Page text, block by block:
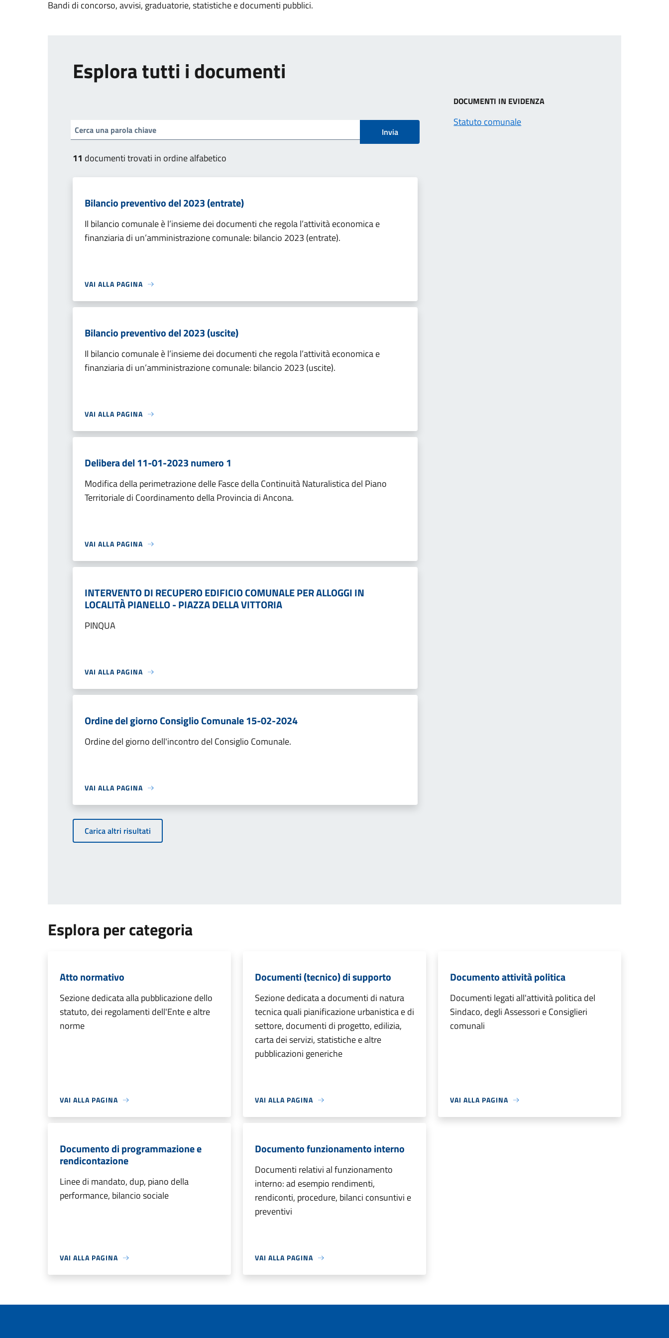
Bandi di concorso, avvisi, graduatorie, statistiche e documenti pubblici.
Esplora tutti i documenti
Invia
11 documenti trovati in ordine alfabetico
Bilancio preventivo del 2023 (entrate)
Il bilancio comunale è l’insieme dei documenti che regola l’attività economica e
finanziaria di un’amministrazione comunale: bilancio 2023 (entrate).
VAI ALLA PAGINA
Bilancio preventivo del 2023 (uscite)
Il bilancio comunale è l’insieme dei documenti che regola l’attività economica e
finanziaria di un’amministrazione comunale: bilancio 2023 (uscite).
VAI ALLA PAGINA
Delibera del 11-01-2023 numero 1
Modifica della perimetrazione delle Fasce della Continuità Naturalistica del Piano
Territoriale di Coordinamento della Provincia di Ancona.
VAI ALLA PAGINA
INTERVENTO DI RECUPERO EDIFICIO COMUNALE PER ALLOGGI IN
LOCALITÀ PIANELLO - PIAZZA DELLA VITTORIA
PINQUA
VAI ALLA PAGINA
Ordine del giorno Consiglio Comunale 15-02-2024
Ordine del giorno dell'incontro del Consiglio Comunale.
VAI ALLA PAGINA
Carica altri risultati
DOCUMENTI IN EVIDENZA
Statuto comunale
Esplora per categoria
Atto normativo
Sezione dedicata alla pubblicazione dello
statuto, dei regolamenti dell'Ente e altre
norme
VAI ALLA PAGINA
Documenti (tecnico) di supporto
Sezione dedicata a documenti di natura
tecnica quali pianificazione urbanistica e di
settore, documenti di progetto, edilizia,
carta dei servizi, statistiche e altre
pubblicazioni generiche
VAI ALLA PAGINA
Documento attività politica
Documenti legati all'attività politica del
Sindaco, degli Assessori e Consiglieri
comunali
VAI ALLA PAGINA
Documento di programmazione e
rendicontazione
Linee di mandato, dup, piano della
performance, bilancio sociale
VAI ALLA PAGINA
Documento funzionamento interno
Documenti relativi al funzionamento
interno: ad esempio rendimenti,
rendiconti, procedure, bilanci consuntivi e
preventivi
VAI ALLA PAGINA